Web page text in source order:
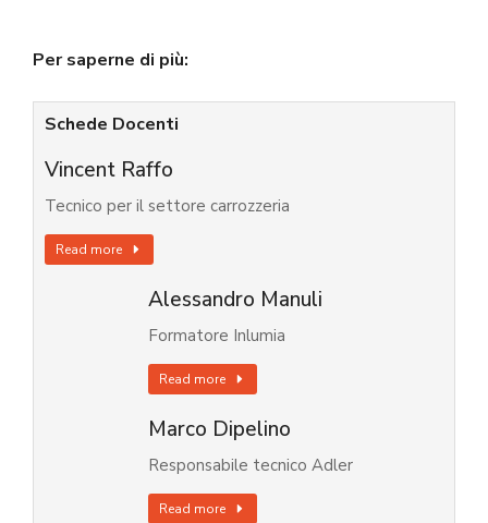
Per saperne di più:
Schede Docenti
Vincent Raffo
Tecnico per il settore carrozzeria
Read more
Alessandro Manuli
Formatore Inlumia
Read more
Marco Dipelino
Responsabile tecnico Adler
Read more